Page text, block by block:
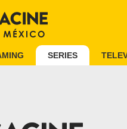
SERIES